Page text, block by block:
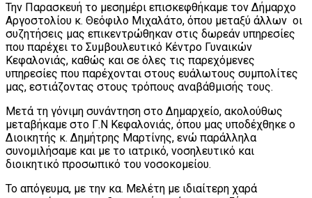
Την Παρασκευή το μεσημέρι επισκεφθήκαμε τον Δήμαρχο
Αργοστολίου κ. Θεόφιλο Μιχαλάτο, όπου μεταξύ άλλων οι
συζητήσεις μας επικεντρώθηκαν στις δωρεάν υπηρεσίες
που παρέχει το Συμβουλευτικό Κέντρο Γυναικών
Κεφαλονιάς, καθώς και σε όλες τις παρεχόμενες
υπηρεσίες που παρέχονται στους ευάλωτους συμπολίτες
μας, εστιάζοντας στους τρόπους αναβάθμισής τους.
Μετά τη γόνιμη συνάντηση στο Δημαρχείο, ακολούθως
μεταβήκαμε στο Γ.Ν Κεφαλονιάς, όπου μας υποδέχθηκε ο
Διοικητής κ. Δημήτρης Μαρτίνης, ενώ παράλληλα
συνομιλήσαμε και με το ιατρικό, νοσηλευτικό και
διοικητικό προσωπικό του νοσοκομείου.
Το απόγευμα, με την κα. Μελέτη με ιδιαίτερη χαρά